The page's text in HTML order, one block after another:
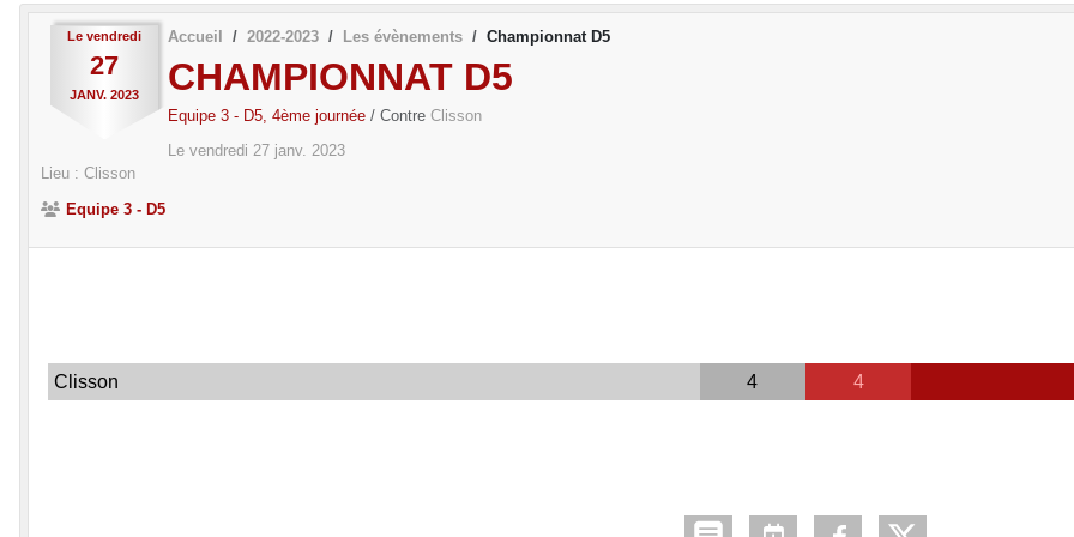
Le vendredi
27
JANV. 2023
Accueil 2022-2023 Les évènements Championnat D5
CHAMPIONNAT D5
Equipe 3 - D5, 4ème journée / Contre Clisson
Le vendredi 27 janv. 2023
Lieu : Clisson
Equipe 3 - D5
Clisson 4 4